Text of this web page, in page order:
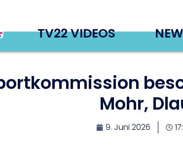
TV22 VIDEOS
Mohr,
9. Juni 2026